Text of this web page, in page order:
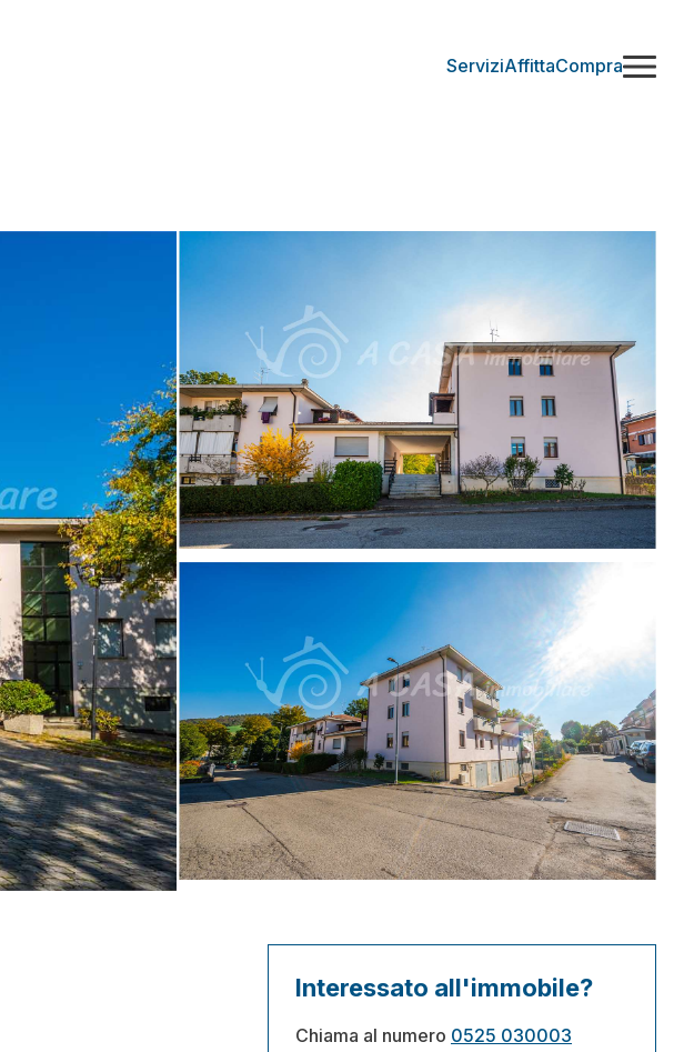
ServiziAffittaCompra
Interessato all'immobile?
Chiama al numero 0525 030003